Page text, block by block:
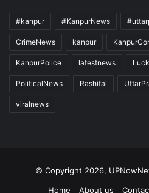
#kanpur #KanpurNews
CrimeNews kanpur
KanpurPolice latestnews
PoliticalNews Rashifal
viralnews
© Copyright 2026,
Home
About us